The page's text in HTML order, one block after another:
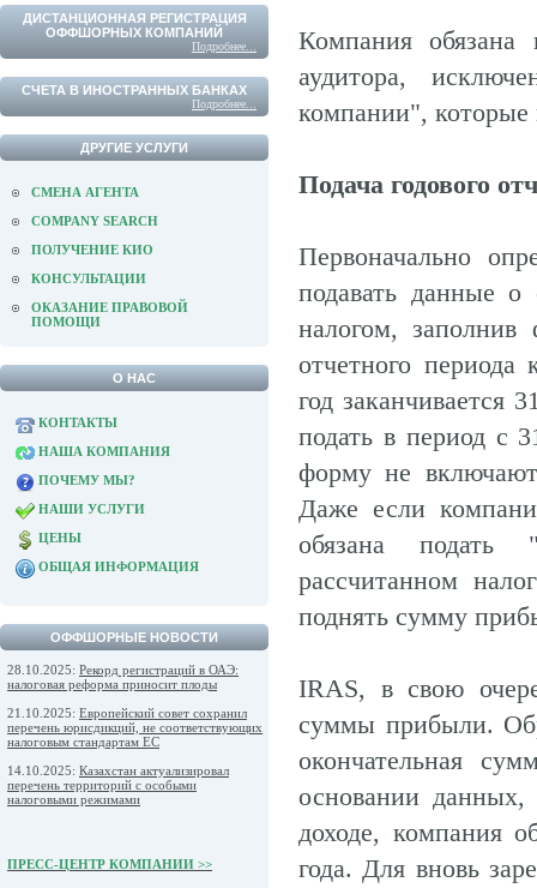
ДИСТАНЦИОННАЯ РЕГИСТРАЦИЯ
ОФФШОРНЫХ КОМПАНИЙ
Подробнее...
СЧЕТА В ИНОСТРАННЫХ БАНКАХ
Подробнее...
ДРУГИЕ УСЛУГИ
СМЕНА АГЕНТА
COMPANY SEARCH
ПОЛУЧЕНИЕ КИО
КОНСУЛЬТАЦИИ
ОКАЗАНИЕ ПРАВОВОЙ
ПОМОЩИ
О НАС
КОНТАКТЫ
НАША КОМПАНИЯ
ПОЧЕМУ МЫ?
НАШИ УСЛУГИ
ЦЕНЫ
ОБЩАЯ ИНФОРМАЦИЯ
ОФФШОРНЫЕ НОВОСТИ
28.10.2025: Рекорд регистраций в ОАЭ:
налоговая реформа приносит плоды
21.10.2025: Европейский совет сохранил
перечень юрисдикций, не соответствующих
налоговым стандартам ЕС
14.10.2025: Казахстан актуализировал
перечень территорий с особыми
налоговыми режимами
ПРЕСС-ЦЕНТР КОМПАНИИ >>
Компания обязана
аудитора,
компании", которые
Подача годового
Первоначально
подавать данные о
налогом,
отчетного
год заканчивается
подать в период с
форму не
Даже если
обязана подать
рассчитанном
поднять сумму
IRAS, в свою
суммы прибыли.
окончательная
основании
доходе, компания
года. Для вновь